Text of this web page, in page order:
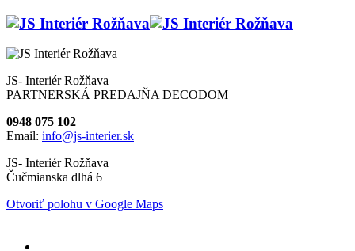
JS- Interiér Rožňava
PARTNERSKÁ PREDAJŇA DECODOM
0948 075 102
Email: info@js-interier.sk
JS- Interiér Rožňava
Čučmianska dlhá 6
Otvoriť polohu v Google Maps